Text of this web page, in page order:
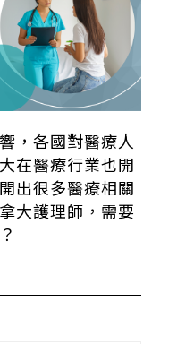
，各國對醫療人
在醫療行業也開
出很多醫療相關
大護理師，需要